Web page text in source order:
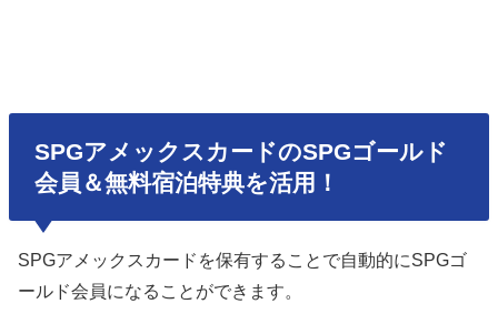
SPGアメックスカードのSPGゴールド
会員＆無料宿泊特典を活用！
SPGアメックスカードを保有することで自動的にSPGゴ
ールド会員になることができます。